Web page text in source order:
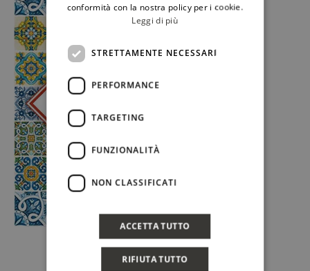
conformità con la nostra policy per i cookie.
Leggi di più
STRETTAMENTE NECESSARI
PERFORMANCE
TARGETING
FUNZIONALITÀ
NON CLASSIFICATI
ACCETTA TUTTO
RIFIUTA TUTTO